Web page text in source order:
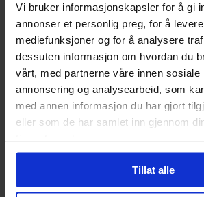
Vi bruker informasjonskapsler for å gi
annonser et personlig preg, for å
mediefunksjoner og for å analysere
dessuten informasjon om hvordan du
vårt, med partnerne våre innen sosiale
annonsering og analysearbeid, som
med annen informasjon du har gjort
eller som de har samlet inn gjennom
Tillat alle
Sjanger
Action
Horror og
Mysterier,
Superhelt
Illustratør
Kenichi
Antall Sider
224
Utgiver
Viz Media
(dd.mm.yyyy)
09.10.2014